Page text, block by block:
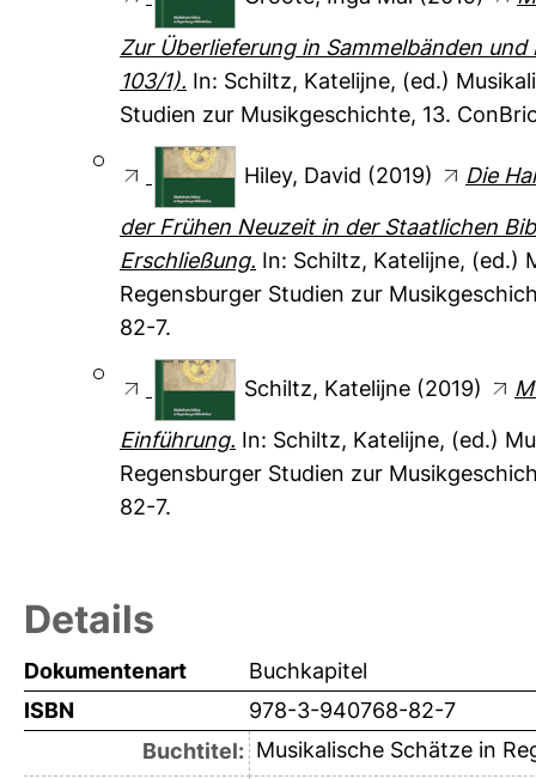
Zur Überlieferung in Sammelbänden
103/1). In: Schiltz, Katelijne, (ed.)
Studien zur Musikgeschichte, 13.
Hiley, David (2019) Die
der Frühen Neuzeit in der Staatlichen
Erschließung. In: Schiltz, Katelijne, (ed.)
Regensburger Studien zur
82-7.
Schiltz, Katelijne (2019)
Einführung. In: Schiltz, Katelijne, (ed.)
Regensburger Studien zur
82-7.
Details
Dokumentenart
Buchkapitel
ISBN
978-3-940768-82-7
Buchtitel: Musikalische Schätze in